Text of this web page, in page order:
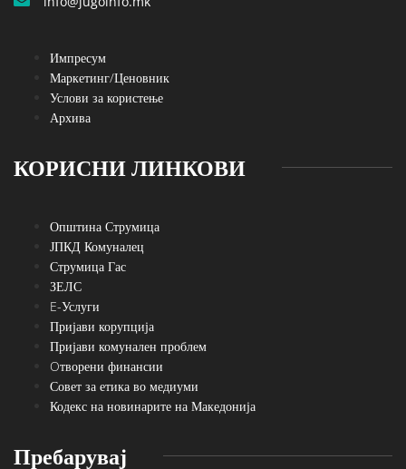
Импресум
Маркетинг/Ценовник
Услови за користење
Архива
КОРИСНИ ЛИНКОВИ
Општина Струмица
ЈПКД Комуналец
Струмица Гас
ЗЕЛС
E-Услуги
Пријави корупција
Пријави комунален проблем
Oтворени финансии
Совет за етика во медиуми
Кодекс на новинарите на Македонија
Пребарувај